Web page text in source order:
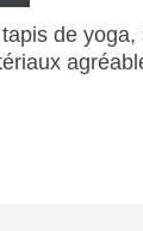
de